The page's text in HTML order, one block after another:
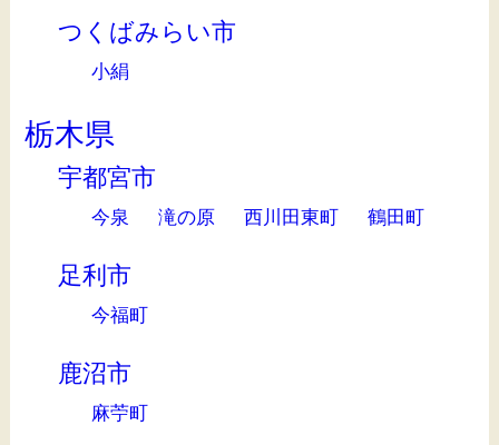
つくばみらい市
小絹
栃木県
宇都宮市
今泉 滝の原 西川田東町 鶴田町
足利市
今福町
鹿沼市
麻苧町